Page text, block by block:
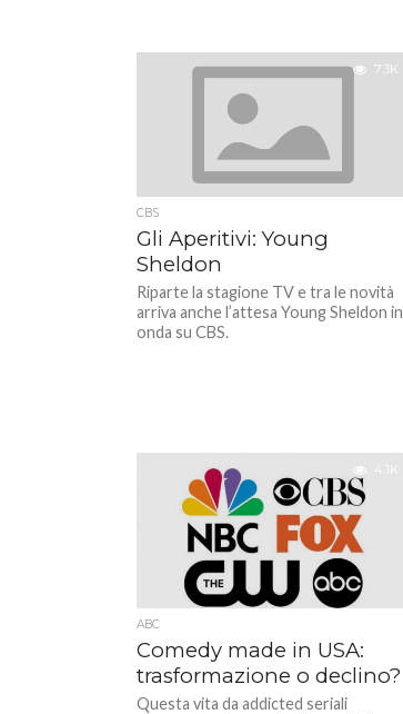
7.3K
CBS
Gli Aperitivi: Young
Sheldon
Riparte la stagione TV e tra le novità
arriva anche l’attesa Young Sheldon in
onda su CBS.
4.1K
ABC
Comedy made in USA:
trasformazione o declino?
Questa vita da addicted seriali